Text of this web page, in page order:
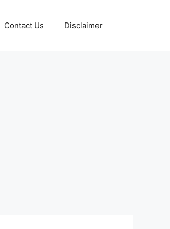
Contact Us Disclaimer